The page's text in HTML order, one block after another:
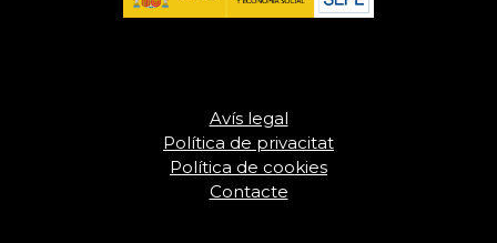
Avís legal
Política de privacitat
Política de cookies
Contacte